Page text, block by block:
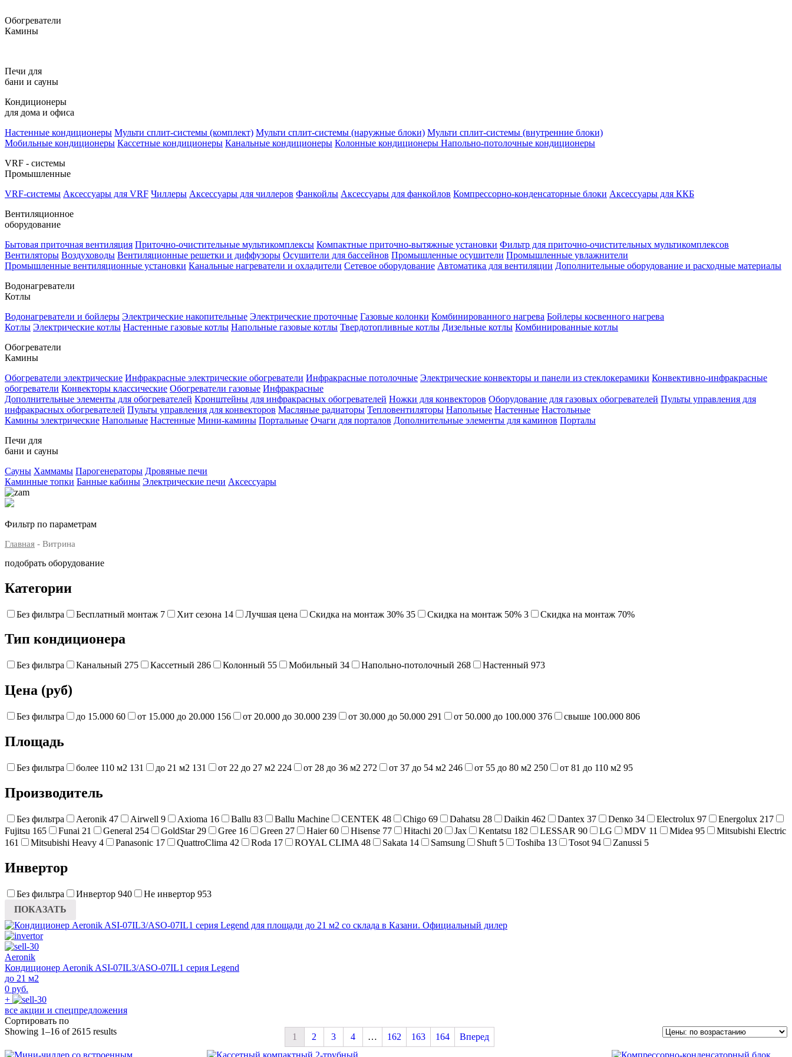
Обогреватели
Камины
Печи для
бани и сауны
Кондиционеры
для дома и офиса
Настенные кондиционеры Мульти сплит-системы (комплект) Мульти сплит-системы (наружные блоки) Мульти сплит-системы (внутренние блоки)
Мобильные кондиционеры Кассетные кондиционеры Канальные кондиционеры Колонные кондиционеры Напольно-потолочные кондиционеры
VRF - системы
Промышленные
VRF-системы Аксессуары для VRF Чиллеры Аксессуары для чиллеров Фанкойлы Аксессуары для фанкойлов Компрессорно-конденсаторные блоки Аксессуары для ККБ
Вентиляционное
оборудование
Бытовая приточная вентиляция Приточно-очистительные мультикомплексы Компактные приточно-вытяжные установки Фильтр для приточно-очистительных мультикомплексов
Вентиляторы Воздуховоды Вентиляционные решетки и диффузоры Осушители для бассейнов Промышленные осушители Промышленные увлажнители
Промышленные вентиляционные установки Канальные нагреватели и охладители Сетевое оборудование Автоматика для вентиляции Дополнительные оборудование и расходные материалы
Водонагреватели
Котлы
Водонагреватели и бойлеры Электрические накопительные Электрические проточные Газовые колонки Комбинированного нагрева Бойлеры косвенного нагрева
Котлы Электрические котлы Настенные газовые котлы Напольные газовые котлы Твердотопливные котлы Дизельные котлы Комбинированные котлы
Обогреватели
Камины
Обогреватели электрические Инфракрасные электрические обогреватели Инфракрасные потолочные Электрические конвекторы и панели из стеклокерамики Конвективно-инфракрасные
обогреватели Конвекторы классические Обогреватели газовые Инфракрасные
Дополнительные элементы для обогревателей Кронштейны для инфракрасных обогревателей Ножки для конвекторов Оборудование для газовых обогревателей Пульты управления для
инфракрасных обогревателей Пульты управления для конвекторов Масляные радиаторы Тепловентиляторы Напольные Настенные Настольные
Камины электрические Напольные Настенные Мини-камины Портальные Очаги для порталов Дополнительные элементы для каминов Порталы
Печи для
бани и сауны
Сауны Хаммамы Парогенераторы Дровяные печи
Каминные топки Банные кабины Электрические печи Аксессуары
Фильтр по параметрам
Главная - Витрина
подобрать оборудование
Категории
Без фильтра Бесплатный монтаж 7 Хит сезона 14 Лучшая цена Cкидка на монтаж 30% 35 Скидка на монтаж 50% 3 Cкидка на монтаж 70%
Тип кондиционера
Без фильтра Канальный 275 Кассетный 286 Колонный 55 Мобильный 34 Напольно-потолочный 268 Настенный 973
Цена (руб)
Без фильтра до 15.000 60 от 15.000 до 20.000 156 от 20.000 до 30.000 239 от 30.000 до 50.000 291 от 50.000 до 100.000 376 свыше 100.000 806
Площадь
Без фильтра более 110 м2 131 до 21 м2 131 от 22 до 27 м2 224 от 28 до 36 м2 272 от 37 до 54 м2 246 от 55 до 80 м2 250 от 81 до 110 м2 95
Производитель
Без фильтра Aeronik 47 Airwell 9 Axioma 16 Ballu 83 Ballu Machine CENTEK 48 Chigo 69 Dahatsu 28 Daikin 462 Dantex 37 Denко 34 Electrolux 97 Energolux 217
Fujitsu 165 Funai 21 General 254 GoldStar 29 Gree 16 Green 27 Haier 60 Hisense 77 Hitachi 20 Jax Kentatsu 182 LESSAR 90 LG MDV 11 Midea 95
Mitsubishi Electric
161
Mitsubishi Heavy 4 Panasonic 17 QuattroClima 42 Roda 17 ROYAL CLIMA 48 Sakata 14 Samsung Shuft 5 Toshiba 13 Tosot 94 Zanussi 5
Инвертор
Без фильтра Инвертор 940 Не инвертор 953
ПОКАЗАТЬ
Aeronik
Кондиционер Aeronik ASI-07IL3/ASO-07IL1 серия Legend
до 21 м2
0 руб.
+
все акции и спецпредложения
Сортировать по
Showing 1–16 of 2615 results
1 2 3 4 … 162 163 164 Вперед